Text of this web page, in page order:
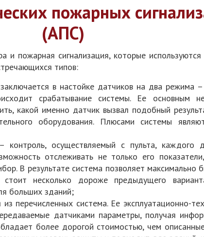
пожарных
(АПС)
и пожарная сигнализация, которые
типов:
в настойке датчиков на два режима
срабатывание системы. Ее основным
какой именно датчик вызвал подобный
оборудования. Плюсами системы
контроль, осуществляемый с пульта, каждого
отслеживать не только его
В результате система позволяет максимально
несколько дороже предыдущего
больших зданий;
перечисленных система. Ее эксплуатационно-
датчиками параметры, получая
более дорогой стоимостью, чем